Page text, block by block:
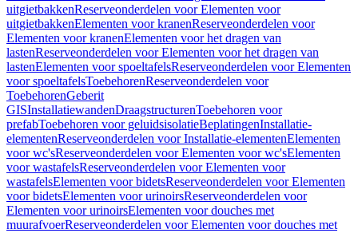
uitgietbakkenReserveonderdelen voor Elementen voor
uitgietbakkenElementen voor kranenReserveonderdelen voor
Elementen voor kranenElementen voor het dragen van
lastenReserveonderdelen voor Elementen voor het dragen van
lastenElementen voor spoeltafelsReserveonderdelen voor Elementen
voor spoeltafelsToebehorenReserveonderdelen voor
ToebehorenGeberit
GISInstallatiewandenDraagstructurenToebehoren voor
prefabToebehoren voor geluidsisolatieBeplatingenInstallatie-
elementenReserveonderdelen voor Installatie-elementenElementen
voor wc'sReserveonderdelen voor Elementen voor wc'sElementen
voor wastafelsReserveonderdelen voor Elementen voor
wastafelsElementen voor bidetsReserveonderdelen voor Elementen
voor bidetsElementen voor urinoirsReserveonderdelen voor
Elementen voor urinoirsElementen voor douches met
muurafvoerReserveonderdelen voor Elementen voor douches met